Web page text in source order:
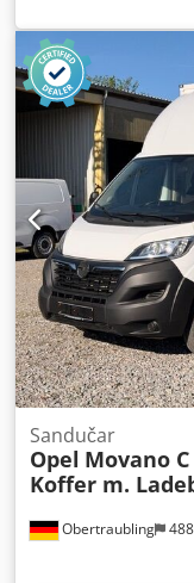
emisijska klasa:
Obertraubling
Sandučar
Opel Movano
Koffer m.